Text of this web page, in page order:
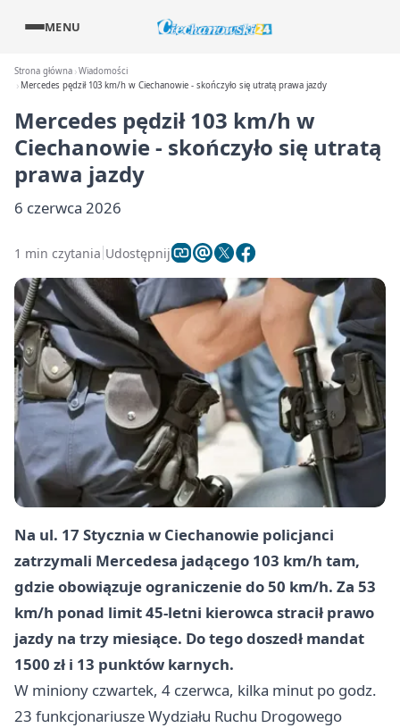
MENU
Strona główna Wiadomości
Mercedes pędził 103 km/h w Ciechanowie - skończyło się utratą prawa jazdy
Mercedes pędził 103 km/h w
Ciechanowie - skończyło się utratą
prawa jazdy
6 czerwca 2026
1 min czytania Udostępnij
Na ul. 17 Stycznia w Ciechanowie policjanci
zatrzymali Mercedesa jadącego 103 km/h tam,
gdzie obowiązuje ograniczenie do 50 km/h. Za 53
km/h ponad limit 45-letni kierowca stracił prawo
jazdy na trzy miesiące. Do tego doszedł mandat
1500 zł i 13 punktów karnych.
W miniony czwartek, 4 czerwca, kilka minut po godz.
23 funkcjonariusze Wydziału Ruchu Drogowego